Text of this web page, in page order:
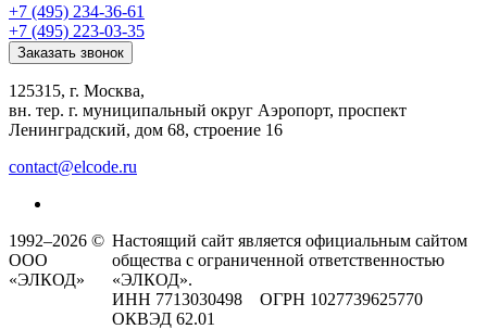
+7 (495) 234-36-61
+7 (495) 223-03-35
Заказать звонок
125315, г. Москва,
вн. тер. г. муниципальный округ Аэропорт, проспект
Ленинградский, дом 68, строение 16
contact@elcode.ru
1992–2026 ©
ООО
«ЭЛКОД»
Настоящий сайт является официальным сайтом
общества с ограниченной ответственностью
«ЭЛКОД».
ИНН 7713030498 ОГРН 1027739625770
ОКВЭД 62.01